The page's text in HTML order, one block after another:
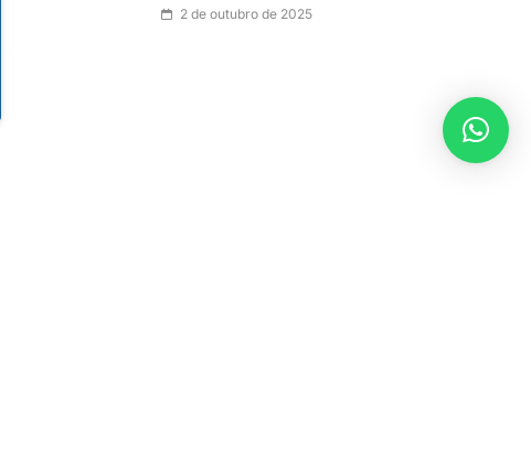
2 de outubro de 2025